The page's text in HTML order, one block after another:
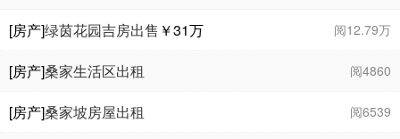
阅12.79万
[房产]绿茵花园吉房出售 ￥31万
阅4860
[房产]桑家生活区出租
阅6539
[房产]桑家坡房屋出租